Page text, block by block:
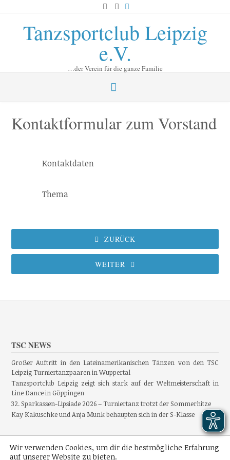
to
Tanzsportclub Leipzig
e.V.
…der Verein für die ganze Familie
Kontaktformular zum Vorstand
Kontaktdaten
Thema
ZURÜCK
WEITER
TSC NEWS
Großer Auftritt in den Lateinamerikanischen Tänzen von den TSC
Leipzig Turniertanzpaaren in Wuppertal
Tanzsportclub Leipzig zeigt sich stark auf der Weltmeisterschaft in
Line Dance in Göppingen
32. Sparkassen-Lipsiade 2026 – Turniertanz trotzt der Sommerhitze
Kay Kakuschke und Anja Munk behaupten sich in der S-Klasse
Wir verwenden Cookies, um dir die bestmögliche Erfahrung
auf unserer Website zu bieten.